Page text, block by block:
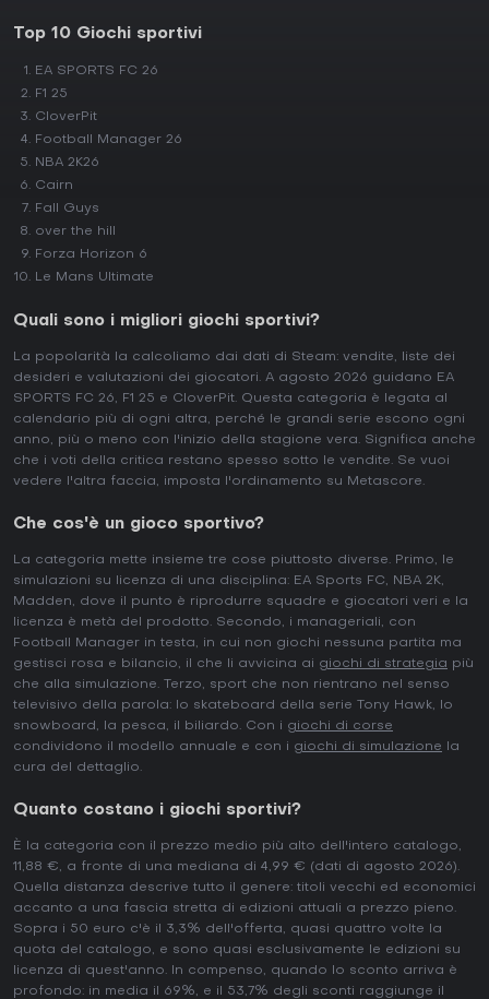
Top 10 Giochi sportivi
EA SPORTS FC 26
F1 25
CloverPit
Football Manager 26
NBA 2K26
Cairn
Fall Guys
over the hill
Forza Horizon 6
Le Mans Ultimate
Quali sono i migliori giochi sportivi?
La popolarità la calcoliamo dai dati di Steam: vendite, liste dei
desideri e valutazioni dei giocatori. A agosto 2026 guidano EA
SPORTS FC 26, F1 25 e CloverPit. Questa categoria è legata al
calendario più di ogni altra, perché le grandi serie escono ogni
anno, più o meno con l'inizio della stagione vera. Significa anche
che i voti della critica restano spesso sotto le vendite. Se vuoi
vedere l'altra faccia, imposta l'ordinamento su Metascore.
Che cos'è un gioco sportivo?
La categoria mette insieme tre cose piuttosto diverse. Primo, le
simulazioni su licenza di una disciplina: EA Sports FC, NBA 2K,
Madden, dove il punto è riprodurre squadre e giocatori veri e la
licenza è metà del prodotto. Secondo, i manageriali, con
Football Manager in testa, in cui non giochi nessuna partita ma
gestisci rosa e bilancio, il che li avvicina ai giochi di strategia più
che alla simulazione. Terzo, sport che non rientrano nel senso
televisivo della parola: lo skateboard della serie Tony Hawk, lo
snowboard, la pesca, il biliardo. Con i giochi di corse
condividono il modello annuale e con i giochi di simulazione la
cura del dettaglio.
Quanto costano i giochi sportivi?
È la categoria con il prezzo medio più alto dell'intero catalogo,
11,88 €, a fronte di una mediana di 4,99 € (dati di agosto 2026).
Quella distanza descrive tutto il genere: titoli vecchi ed economici
accanto a una fascia stretta di edizioni attuali a prezzo pieno.
Sopra i 50 euro c'è il 3,3% dell'offerta, quasi quattro volte la
quota del catalogo, e sono quasi esclusivamente le edizioni su
licenza di quest'anno. In compenso, quando lo sconto arriva è
profondo: in media il 69%, e il 53,7% degli sconti raggiunge il